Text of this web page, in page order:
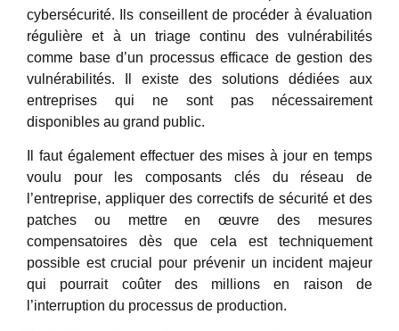
cybersécurité. Ils conseillent de procéder à évaluation
régulière et à un triage continu des vulnérabilités
comme base d’un processus efficace de gestion des
vulnérabilités. Il existe des solutions dédiées aux
entreprises qui ne sont pas nécessairement
disponibles au grand public.
Il faut également effectuer des mises à jour en temps
voulu pour les composants clés du réseau de
l’entreprise, appliquer des correctifs de sécurité et des
patches ou mettre en œuvre des mesures
compensatoires dès que cela est techniquement
possible est crucial pour prévenir un incident majeur
qui pourrait coûter des millions en raison de
l’interruption du processus de production.